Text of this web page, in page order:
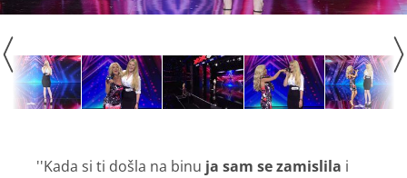
''Kada si ti došla na binu ja sam se zamislila i